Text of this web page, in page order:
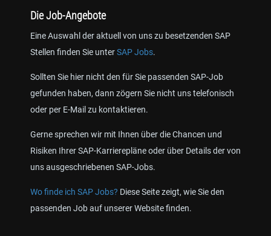
Die Job-Angebote
Eine Auswahl der aktuell von uns zu besetzenden SAP
Stellen finden Sie unterSAP Jobs.
Sollten Sie hier nicht den für Sie passenden SAP-Job
gefunden haben, dann zögern Sie nicht uns telefonisch
oder per E-Mail zu kontaktieren.
Gerne sprechen wir mit Ihnen über die Chancen und
Risiken Ihrer SAP-Karrierepläne oder über Details der von
uns ausgeschriebenen SAP-Jobs.
Wo finde ich SAP Jobs? Diese Seite zeigt, wie Sie den
passenden Job auf unserer Website finden.